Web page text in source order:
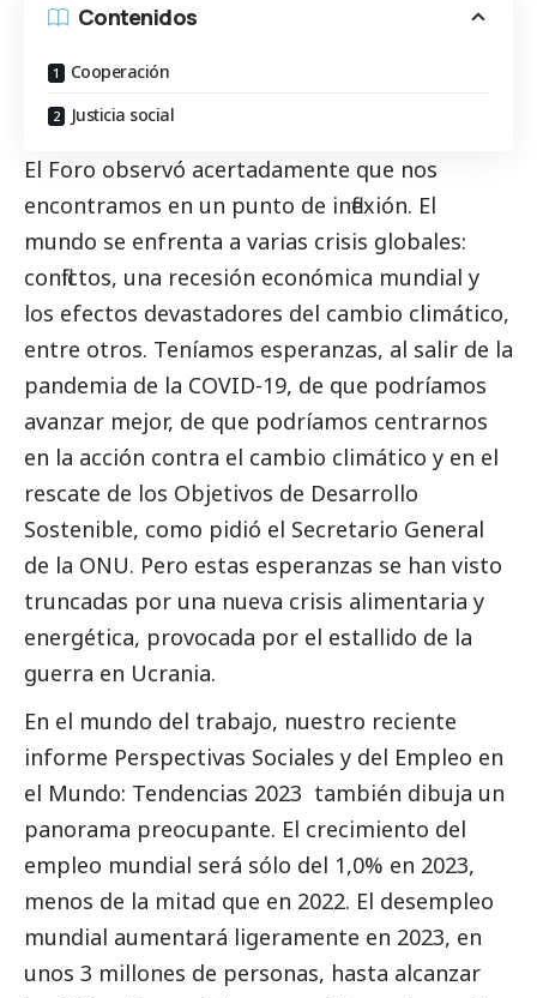
Contenidos
Cooperación
Justicia social
El Foro observó acertadamente que nos
encontramos en un punto de inflexión. El
mundo se enfrenta a varias crisis globales:
conflictos, una recesión económica mundial y
los efectos devastadores del cambio climático,
entre otros. Teníamos esperanzas, al salir de la
pandemia de la COVID-19, de que podríamos
avanzar mejor, de que podríamos centrarnos
en la acción contra el cambio climático y en el
rescate de los Objetivos de Desarrollo
Sostenible, como pidió el Secretario General
de la ONU. Pero estas esperanzas se han visto
truncadas por una nueva crisis alimentaria y
energética, provocada por el estallido de la
guerra en Ucrania.
En el mundo del trabajo, nuestro reciente
informe Perspectivas Sociales y del Empleo en
el Mundo: Tendencias 2023 también dibuja un
panorama preocupante. El crecimiento del
empleo mundial será sólo del 1,0% en 2023,
menos de la mitad que en 2022. El desempleo
mundial aumentará ligeramente en 2023, en
unos 3 millones de personas, hasta alcanzar